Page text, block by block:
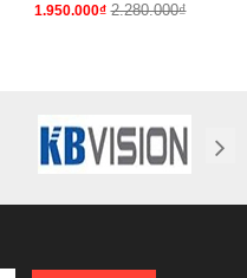
1.950.000₫ 2.280.000₫